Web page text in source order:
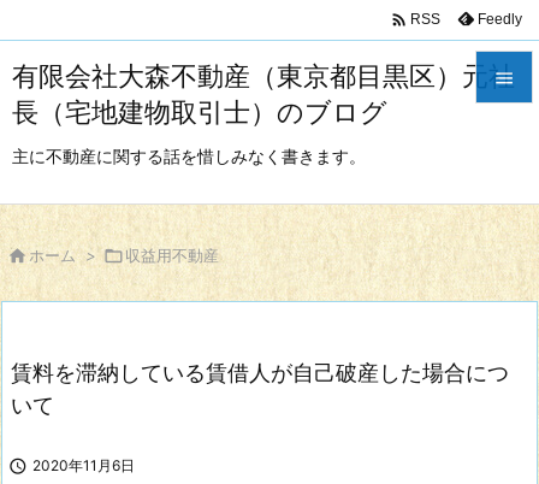
有限会社大森不動産（東京都目黒区）元社
長（宅地建物取引士）のブログ
主に不動産に関する話を惜しみなく書きます。

サイド

前へ

 RSS Feedly
 ホーム > 収益用不動産
賃料を滞納している賃借人が自己破産した場合につ
いて
 2020年11月6日